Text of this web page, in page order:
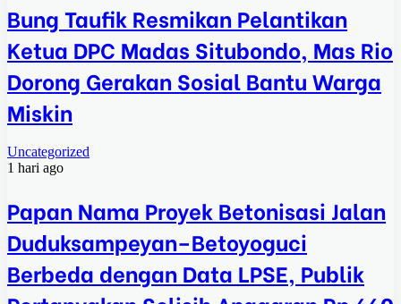
Bung Taufik Resmikan Pelantikan
Ketua DPC Madas Situbondo, Mas Rio
Dorong Gerakan Sosial Bantu Warga
Miskin
Uncategorized
1 hari ago
Papan Nama Proyek Betonisasi Jalan
Duduksampeyan–Betoyoguci
Berbeda dengan Data LPSE, Publik